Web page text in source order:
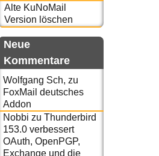
Alte KuNoMail
Version löschen
Neue
Kommentare
Wolfgang Sch, zu
FoxMail deutsches
Addon
Nobbi zu Thunderbird
153.0 verbessert
OAuth, OpenPGP,
Exchange und die